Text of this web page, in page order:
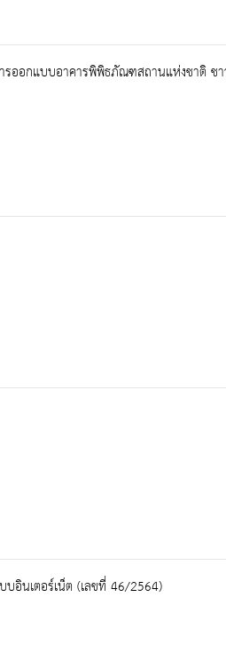
ออกแบบอาคารพิพิธภัณฑสถานแห่งชาติ ช
อินเตอร์เน็ต (เลขที่ 46/2564)